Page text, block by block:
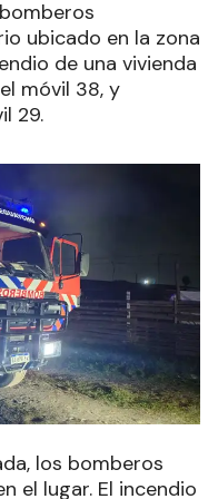
ubicado en la zona
de una vivienda
móvil 38, y
29.
los bomberos
el lugar. El incendio